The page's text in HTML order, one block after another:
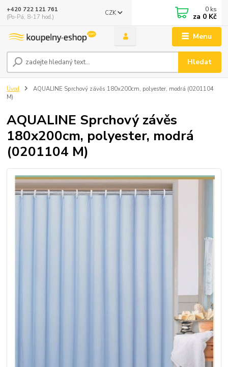
Menu
CZK
Hledat
+420 722 121 761
(Po-Pá, 8-17 hod.)
0 ks
za 0 Kč
Úvod
AQUALINE Sprchový závěs 180x200cm, polyester, modrá (0201104
M)
AQUALINE Sprchový závěs
180x200cm, polyester, modrá
(0201104 M)